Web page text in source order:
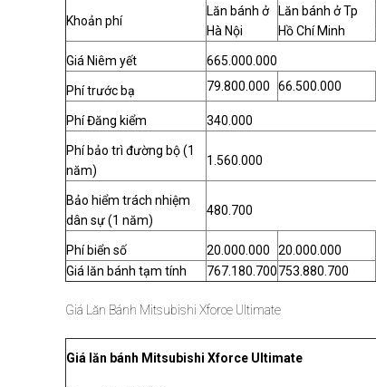
Khoản phí
Lăn bánh ở
Hà Nội
Lăn bánh ở Tp
Hồ Chí Minh
Giá Niêm yết 665.000.000
Phí trước bạ 79.800.000 66.500.000
Phí Đăng kiểm 340.000
Phí bảo trì đường bộ (1
năm)
1.560.000
Bảo hiểm trách nhiệm
dân sự (1 năm)
480.700
Phí biển số 20.000.000 20.000.000
Giá lăn bánh tạm tính
767.180.700753.880.700
Giá Lăn Bánh Mitsubishi Xforce Ultimate
Giá lăn bánh Mitsubishi Xforce Ultimate